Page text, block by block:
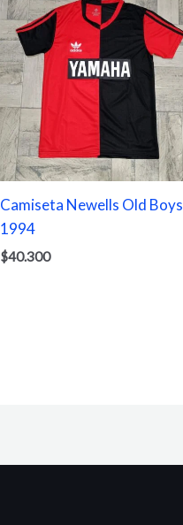
Camiseta Newells Old Boys
1994
$40.300